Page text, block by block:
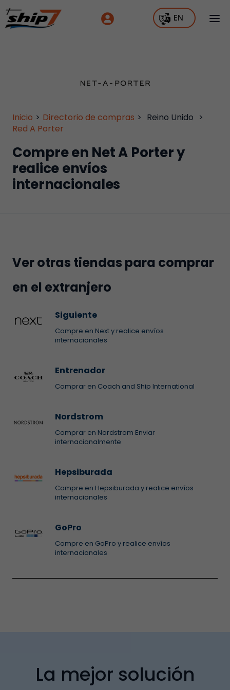
EN
Inicio > Directorio de compras > Reino Unido >
Red A Porter
Compre en Net A Porter y
realice envíos
internacionales
Ver otras tiendas para comprar
en el extranjero
Siguiente
Compre en Next y realice envíos
internacionales
Entrenador
Comprar en Coach and Ship International
Nordstrom
Comprar en Nordstrom Enviar
internacionalmente
Hepsiburada
Compre en Hepsiburada y realice envíos
internacionales
GoPro
Compre en GoPro y realice envíos
internacionales
La mejor solución